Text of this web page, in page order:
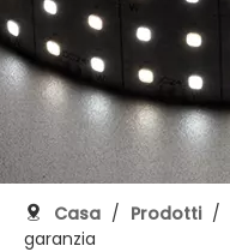
Applicazione
Supporto
Scarica
Blog
Contatto
Casa / Prodotti /
garanzia